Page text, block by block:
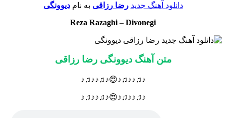
دانلود آهنگ جدید رضا رزاقی به نامدیوونگی
Reza Razaghi – Divonegi
متن آهنگ دیوونگی رضا رزاقی
♪♫♪♪♫♪😍♪♫♪♪♫♪
♪♫♪♪♫♪😍♪♫♪♪♫♪